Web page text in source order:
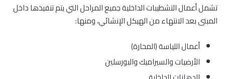
تشمل أعمال التشطيبات الداخلية جميع المراحل التي يتم تنفيذها داخل
المبنى بعد الانتهاء من الهيكل الإنشائي، ومنها:
أعمال اللياسة (المحارة)
الأرضيات والسيراميك والبورسلين